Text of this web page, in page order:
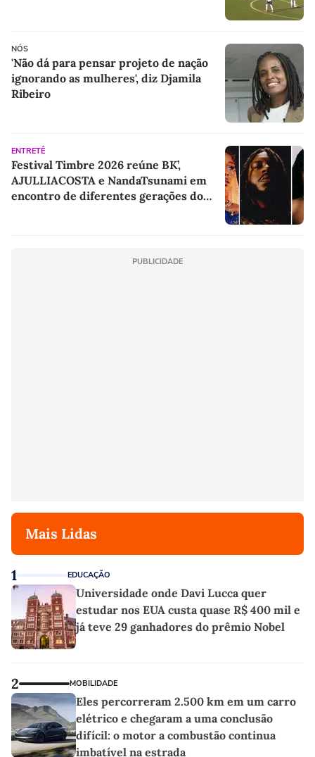
NÓS
'Não dá para pensar projeto de nação
ignorando as mulheres', diz Djamila
Ribeiro
ENTRETÊ
Festival Timbre 2026 reúne BK’,
AJULLIACOSTA e NandaTsunami em
encontro de diferentes gerações do
PUBLICIDADE
Mais Lidas
1 EDUCAÇÃO
Universidade onde Davi Lucca quer
estudar nos EUA custa quase R$ 400 mil e
já teve 29 ganhadores do prêmio Nobel
2 MOBILIDADE
Eles percorreram 2.500 km em um carro
elétrico e chegaram a uma conclusão
difícil: o motor a combustão continua
imbatível na estrada